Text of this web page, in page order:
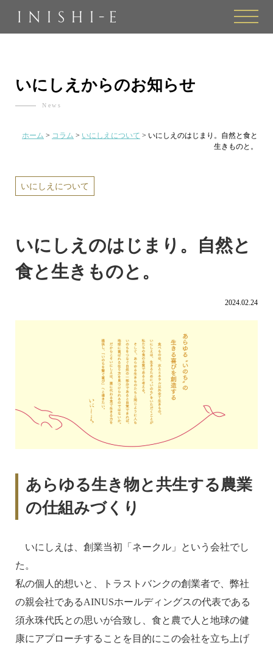
toggle
いにしえからのお知らせ
News
ホーム > コラム > いにしえについて > いにしえのはじまり。自然と食と
生きものと。
いにしえについて
いにしえのはじまり。自然と
食と生きものと。
2024.02.24
あらゆる生き物と共生する農業
の仕組みづくり
いにしえは、創業当初「ネークル」という会社でし
た。
私の個人的想いと、トラストバンクの創業者で、弊社
の親会社であるAINUSホールディングスの代表である
須永珠代氏との思いが合致し、食と農で人と地球の健
康にアプローチすることを目的にこの会社を立ち上げ